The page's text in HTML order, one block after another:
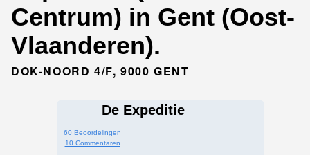
Centrum) in Gent (Oost-
Vlaanderen).
DOK-NOORD 4/F, 9000 GENT
De Expeditie
60 Beoordelingen
10 Commentaren